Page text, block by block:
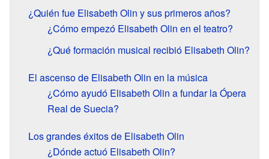
¿Quién fue Elisabeth Olin y sus primeros años?
¿Cómo empezó Elisabeth Olin en el teatro?
¿Qué formación musical recibió Elisabeth Olin?
El ascenso de Elisabeth Olin en la música
¿Cómo ayudó Elisabeth Olin a fundar la Ópera
Real de Suecia?
Los grandes éxitos de Elisabeth Olin
¿Dónde actuó Elisabeth Olin?